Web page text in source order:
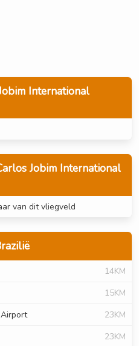
International
Jobim International
van dit vliegveld
14KM
15KM
23KM
23KM